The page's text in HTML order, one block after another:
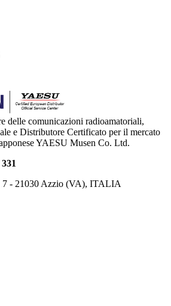
delle comunicazioni radioamatoriali,
e Distributore Certificato per il mercato
YAESU Musen Co. Ltd.
7 - 21030 Azzio (VA), ITALIA